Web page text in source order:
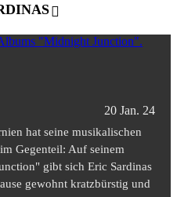
20 Jan. 24
hat seine musikalischen
Gegenteil: Auf seinem
gibt sich Eric Sardinas
gewohnt kratzbürstig und